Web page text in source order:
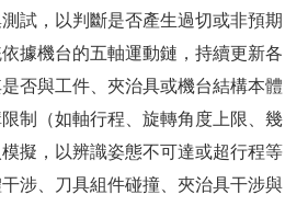
試，以判斷是否產生過切或非預期
據機台的五軸運動鏈，持續更新各
否與工件、夾治具或機台結構本體
制（如軸行程、旋轉角度上限、幾
擬，以辨識姿態不可達或超行程等
涉、刀具組件碰撞、夾治具干涉與